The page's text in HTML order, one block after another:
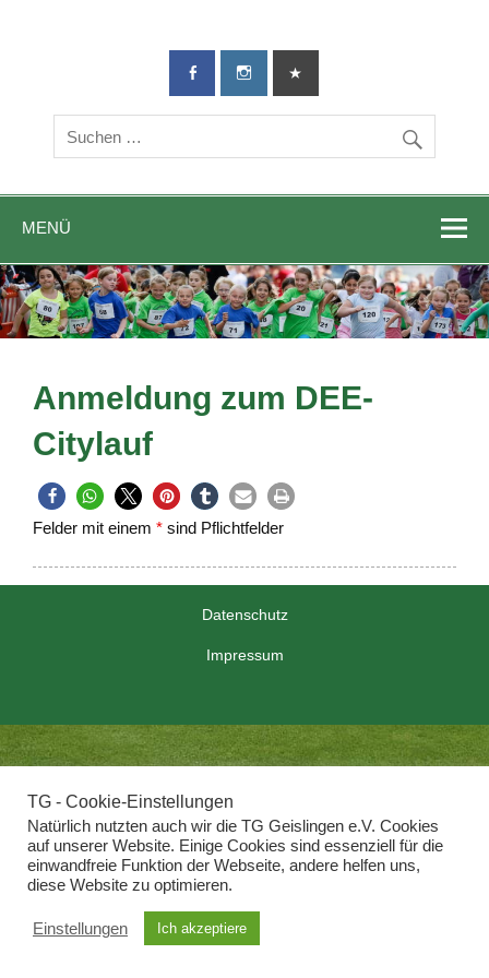
TG-Geislingen
DIE Sportadresse in Geislingen!
MENÜ
Anmeldung zum DEE-
Citylauf
Felder mit einem* sind Pflichtfelder
Datenschutz
Impressum
TG - Cookie-Einstellungen
Natürlich nutzten auch wir die TG Geislingen e.V. Cookies
auf unserer Website. Einige Cookies sind essenziell für die
einwandfreie Funktion der Webseite, andere helfen uns,
diese Website zu optimieren.
Einstellungen Ich akzeptiere